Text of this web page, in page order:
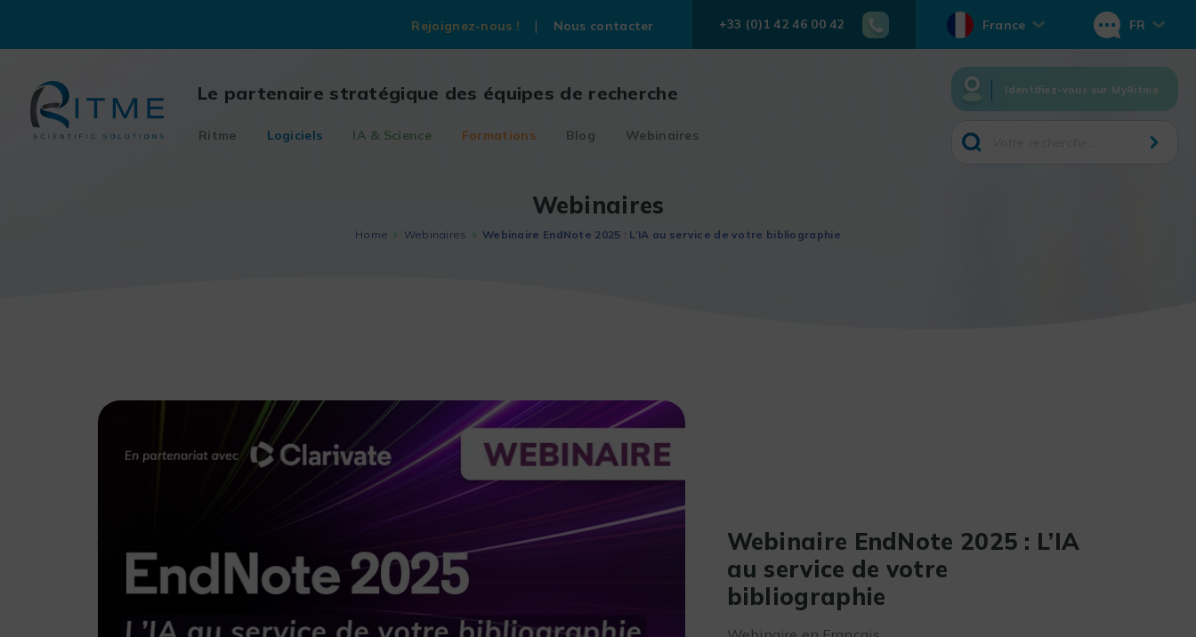
content
Rejoignez-nous ! Nous contacter +33 (0)1 42 46 00 42 France FR
Le partenaire stratégique des équipes de recherche
Ritme Logiciels IA & Science Formations Blog Webinaires
Identifiez-vous sur MyRitme
Webinaires
Home Webinaires Webinaire EndNote 2025 : L’IA au service de votre bibliographie
Webinaire EndNote 2025 : L’IA
au service de votre
bibliographie